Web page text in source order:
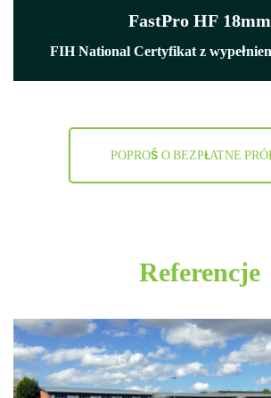
FastPro HF 18mm
FIH National Certyfikat z
POPROŚ O BEZPŁATNE
Referencje